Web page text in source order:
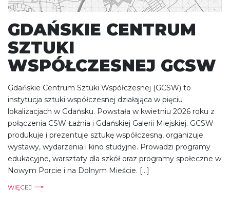
GDAŃSKIE CENTRUM
SZTUKI
WSPÓŁCZESNEJ GCSW
Gdańskie Centrum Sztuki Współczesnej (GCSW) to
instytucja sztuki współczesnej działająca w pięciu
lokalizacjach w Gdańsku. Powstała w kwietniu 2026 roku z
połączenia CSW Łaźnia i Gdańskiej Galerii Miejskiej. GCSW
produkuje i prezentuje sztukę współczesną, organizuje
wystawy, wydarzenia i kino studyjne. Prowadzi programy
edukacyjne, warsztaty dla szkół oraz programy społeczne w
Nowym Porcie i na Dolnym Mieście. […]
WIĘCEJ